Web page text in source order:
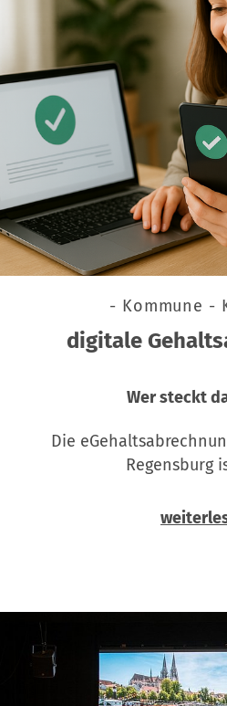
- Kommune -
digitale
Wer steckt
Die
Regensburg